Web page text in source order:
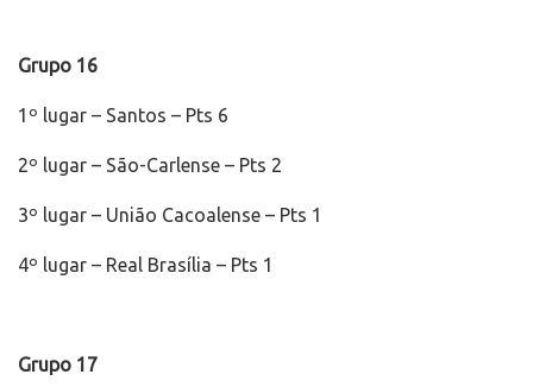
Grupo 16
1º lugar – Santos – Pts 6
2º lugar – São-Carlense – Pts 2
3º lugar – União Cacoalense – Pts 1
4º lugar – Real Brasília – Pts 1
Grupo 17